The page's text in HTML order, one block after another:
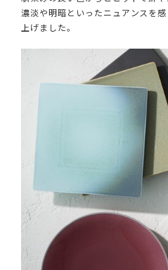
濃淡や明暗といったニュアンスを
上げました。